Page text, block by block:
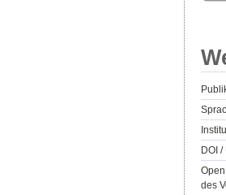
DOI
des